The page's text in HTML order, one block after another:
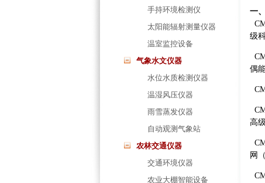
手持环境检测仪
太阳能辐射测量仪器
温室监控设备
气象水文仪器
水位水质检测仪器
温湿风压仪器
雨雪蒸发仪器
自动观测气象站
农林交通仪器
交通环境仪器
农业大棚智能设备
一
级
偶
高
网